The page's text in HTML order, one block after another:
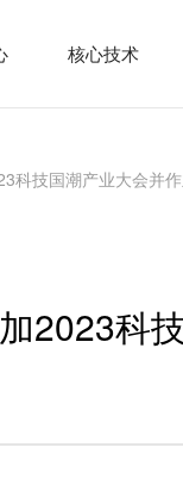
核心技术
科技国潮产业大会并
2023科